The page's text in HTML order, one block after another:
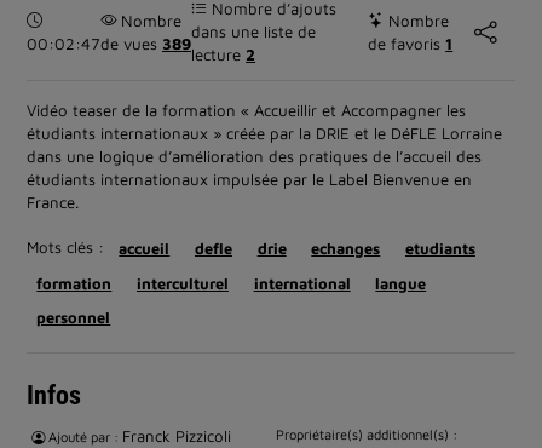
Durée :
00:02:47
Nombre
de vues 389
Nombre d’ajouts
dans une liste de
lecture 2
Nombre
de favoris1
Vidéo teaser de la formation « Accueillir et Accompagner les
étudiants internationaux » créée par la DRIE et le DéFLE Lorraine
dans une logique d’amélioration des pratiques de l’accueil des
étudiants internationaux impulsée par le Label Bienvenue en
France.
Mots clés : accueil defle drie echanges
etudiants
formation
interculturel international
langue
personnel
Infos
Ajouté par : Franck Pizzicoli Propriétaire(s) additionnel(s) :